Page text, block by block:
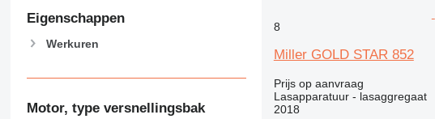
Eigenschappen
Werkuren
Motor, type versnellingsbak
8
Miller GOLD STAR 852
Prijs op aanvraag
Lasapparatuur - lasaggregaat
2018